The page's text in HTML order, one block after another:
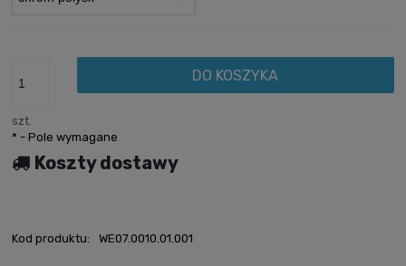
szt.
DO KOSZYKA
* - Pole wymagane
Koszty dostawy
Kod produktu: WE07.0010.01.001